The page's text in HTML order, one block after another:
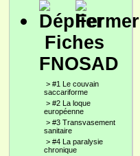
Fiches
FNOSAD
> #1 Le couvain
saccariforme
> #2 La loque
européenne
> #3 Transvasement
sanitaire
> #4 La paralysie
chronique